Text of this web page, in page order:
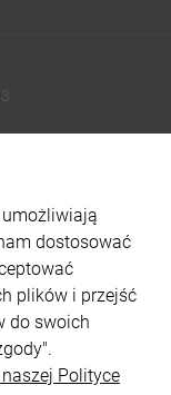
dostosować
plików i przejść
do swoich
Polityce